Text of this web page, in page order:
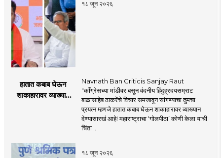
१८ जून २०२६
हातात कबाब घेऊन
शाकाहारावर व्याख्यान
Navnath Ban Criticis Sanjay Raut
"काँग्रेसच्या मांडीवर बसून वंदनीय हिंदुह्रदयसम्राट
बाळासाहेब ठाकरेंचे विचार समजावून सांगण्याचा तुमचा
प्रयत्न म्हणजे हातात कबाब घेऊन शाकाहारावर व्याख्यान
देण्यासारखं आहे! महाराष्ट्राचा ‘गोलपीठा’ कोणी केला याची
चिंता ..
१८ जून २०२६